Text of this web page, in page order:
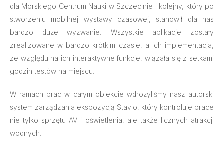
dla Morskiego Centrum Nauki w Szczecinie i kolejny, który po
stworzeniu mobilnej wystawy czasowej, stanowił dla nas
bardzo duże wyzwanie. Wszystkie aplikacje zostały
zrealizowane w bardzo krótkim czasie, a ich implementacja,
ze względu na ich interaktywne funkcje, wiązała się z setkami
godzin testów na miejscu.
W ramach prac w całym obiekcie wdrożyliśmy nasz autorski
system zarządzania ekspozycją Stavio, który kontroluje prace
nie tylko sprzętu AV i oświetlenia, ale także licznych atrakcji
wodnych.